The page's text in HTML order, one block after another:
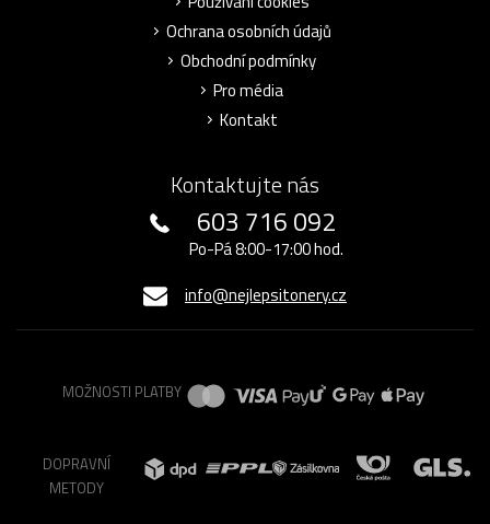
Ochrana osobních údajů
Obchodní podmínky
Pro média
Kontakt
Kontaktujte nás
603 716 092
Po-Pá 8:00-17:00 hod.
info@nejlepsitonery.cz
MOŽNOSTI PLATBY
DOPRAVNÍ
METODY